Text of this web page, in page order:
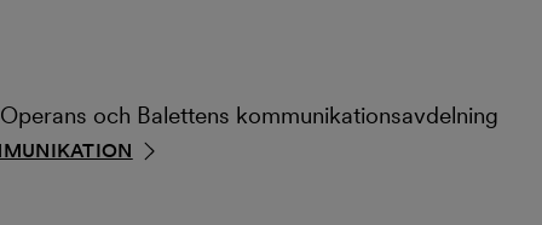
och Balettens kommunikationsavdelning